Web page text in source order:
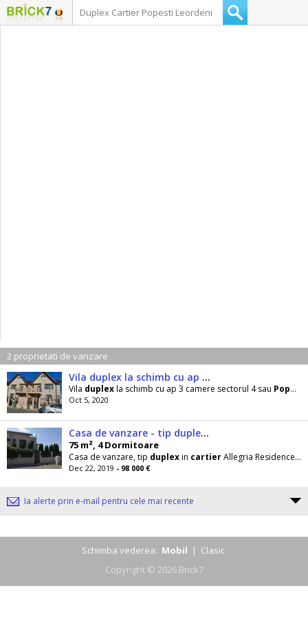
2 proprietati de vanzare
Vila duplex la schimb cu ap 3 camere
Vila duplexla schimb cu ap 3 camere sectorul 4 sau Popesti
Oct 5, 2020
Casa de vanzare - tip duplex - toatal utilata si mobilata
75 m², 4 Dormitoare
Casa de vanzare, tip duplexin cartierAllegria Residence, strada Mierlei. Adresa sos oltenitei
Dec 22, 2019 - 98 000 €
Ia alerte prin e-mail pentru cele mai recente
Schimba vederea: Mobil | Clasic
Copyright © 2026 Brick7